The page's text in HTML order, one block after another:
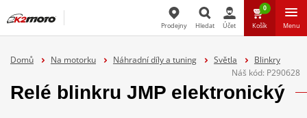
Hledat
Prodejny Hledat Účet
0
Košík Menu
Domů Na motorku Náhradní díly a tuning Světla
Blinkry
Náš kód: P290628
Relé blinkru JMP elektronický